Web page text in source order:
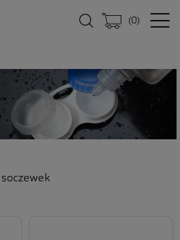
(0)
soczewek